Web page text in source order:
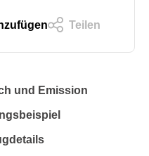
Teilen
und Emission